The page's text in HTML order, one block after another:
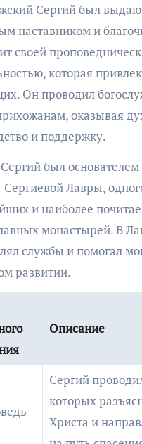
Сергий был
наставником и
своей
которая
Он проводил
оказывая
и поддержку.
был
Лавры,
и наиболее
монастырей. В
службы и помогал
развитии.
Описание
Сергий
которых
Христа и